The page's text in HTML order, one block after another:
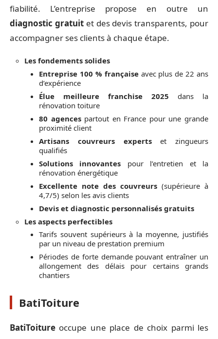
fiabilité. L’entreprise propose en outre un
diagnostic gratuitet des devis transparents, pour
accompagner ses clients à chaque étape.
Les fondements solides
Entreprise 100 % françaiseavec plus de 22 ans
d’expérience
Élue meilleure franchise 2025 dans la
rénovation toiture
80 agencespartout en France pour une grande
proximité client
Artisans couvreurs expertset zingueurs
qualifiés
Solutions innovantes pour l’entretien et la
rénovation énergétique
Excellente note des couvreurs (supérieure à
4,7/5) selon les avis clients
Devis et diagnostic personnalisés gratuits
Les aspects perfectibles
Tarifs souvent supérieurs à la moyenne, justifiés
par un niveau de prestation premium
Périodes de forte demande pouvant entraîner un
allongement des délais pour certains grands
chantiers
BatiToiture
BatiToiture occupe une place de choix parmi les